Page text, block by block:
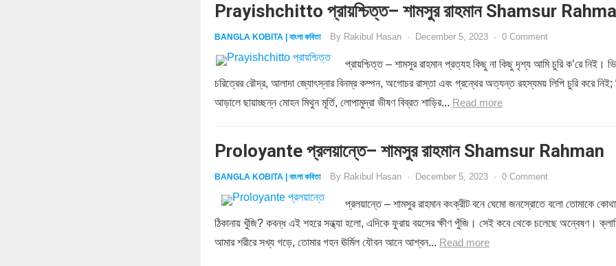
Prayishchitto প্রায়শ্চিত্ত– শামসুর রাহমান Shamsur
BANGLA KOBITA | বাংলা কবিতা By Rakibul Hasan · December 5, 2023 · 0 Comment
প্রায়শ্চিত্ত – শামসুর রাহমান প্রত্যহ কিছু না কিছু দৃশ্য আমি চুরি ক’রে নিই।
চরিত্রের রৌদ্র, আলাদা জ্যোৎস্নার বিনম্র কম্পন, অগোচর রাস্তা এবং গ্রন্থের অত্যন্ত রহস্যময় লিপি চুরি করে নিই;
আড়ালে ছায়াচ্ছন্ন মোহন মিথুন মূর্তি, লোপামুদ্রা ভীষণ বিব্রত শাড়ির... Read more
Proloyante প্রলয়ান্তে– শামসুর রাহমান Shamsur Rahman
BANGLA KOBITA | বাংলা কবিতা By Rakibul Hasan · December 5, 2023 · 0 Comment
প্রলয়ান্তে – শামসুর রাহমান কংক্রীট বনে ঘেমো জনস্রোতে বলো তোমাকে
ঠিকানায় খুঁজি? কবন্ধ এই শহরে সন্ধ্যা হলো, এদিকে ফুরায় বয়সের ক্ষীণ পুঁজি। সেই কবে থেকে চলেছে অন্বেষণ।
আমার শরীরে সখ্য গড়ে, তোমার গহন ঊর্মিল যৌবন আনে আশ্বন... Read more